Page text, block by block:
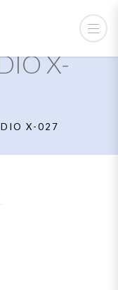
X-
X-027